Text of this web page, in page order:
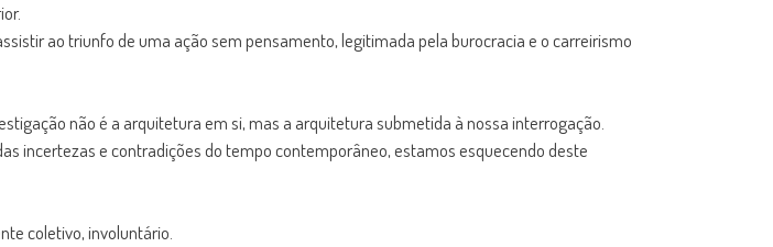
ao triunfo de uma ação sem pensamento, legitimada pela burocracia e o carreirismo
não é a arquitetura em si, mas a arquitetura submetida à nossa interrogação.
incertezas e contradições do tempo contemporâneo, estamos esquecendo deste
coletivo, involuntário.